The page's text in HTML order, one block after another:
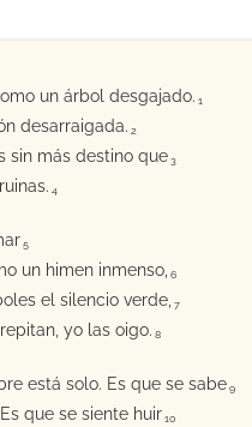
un árbol desgajado. 1
desarraigada. 2
sin más destino que 3
4
5
un himen inmenso, 6
el silencio verde, 7
yo las oigo. 8
está solo. Es que se sabe 9
que se siente huir 10